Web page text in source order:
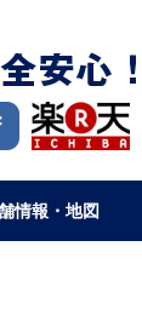
情報・地図